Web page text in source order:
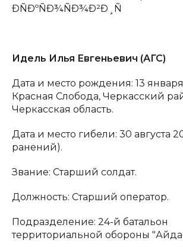
Идель Илья Евгеньевич (АГС)
Дата и место рождения: 13 января
Красная Слобода, Черкасский
Черкасская область.
Дата и место гибели: 30 августа
ранений).
Звание: Старший солдат.
Должность: Старший оператор.
Подразделение: 24-й батальон
территориальной обороны